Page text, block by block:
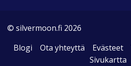
© silvermoon.fi 2026
Blogi
Ota yhteyttä Evästeet
Sivukartta